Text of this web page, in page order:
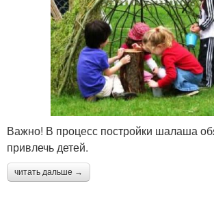
Важно! В процесс постройки шалаша
привлечь детей.
читать дальше →